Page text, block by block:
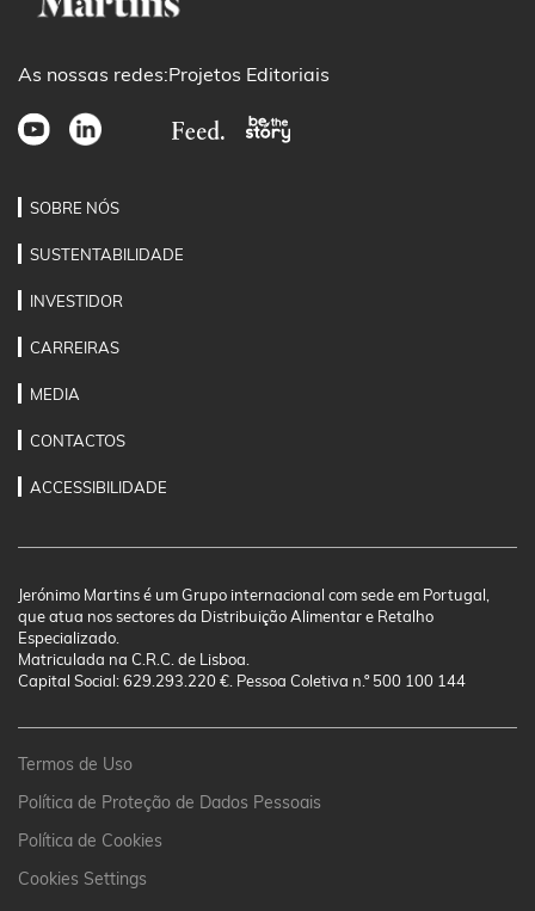
As nossas redes:Projetos Editoriais
SOBRE NÓS
SUSTENTABILIDADE
INVESTIDOR
CARREIRAS
MEDIA
CONTACTOS
ACCESSIBILIDADE
Jerónimo Martins é um Grupo internacional com sede em Portugal,
que atua nos sectores da Distribuição Alimentar e Retalho
Especializado.
Matriculada na C.R.C. de Lisboa.
Capital Social: 629.293.220 €. Pessoa Coletiva n.º 500 100 144
Termos de Uso
Política de Proteção de Dados Pessoais
Política de Cookies
Cookies Settings